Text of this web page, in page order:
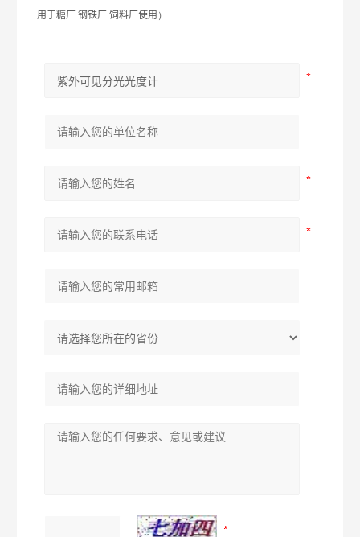
用于糖厂
钢铁厂 饲料厂使用 ）